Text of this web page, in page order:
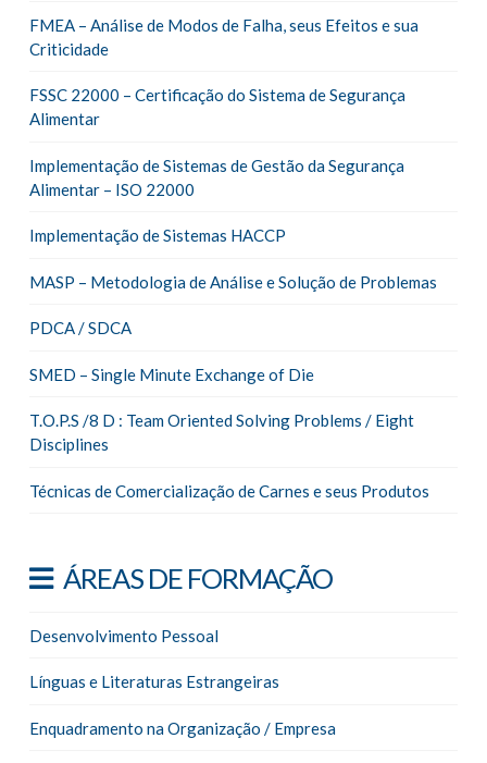
FMEA – Análise de Modos de Falha, seus Efeitos e sua
Criticidade
FSSC 22000 – Certificação do Sistema de Segurança
Alimentar
Implementação de Sistemas de Gestão da Segurança
Alimentar – ISO 22000
Implementação de Sistemas HACCP
MASP – Metodologia de Análise e Solução de Problemas
PDCA / SDCA
SMED – Single Minute Exchange of Die
T.O.P.S /8 D : Team Oriented Solving Problems / Eight
Disciplines
Técnicas de Comercialização de Carnes e seus Produtos
ÁREAS DE FORMAÇÃO
Desenvolvimento Pessoal
Línguas e Literaturas Estrangeiras
Enquadramento na Organização / Empresa